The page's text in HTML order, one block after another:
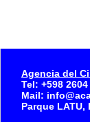
Agencia del
Tel: +598 2604
Mail:
Parque LATU,